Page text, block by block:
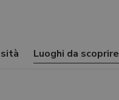
Luoghi da scoprire